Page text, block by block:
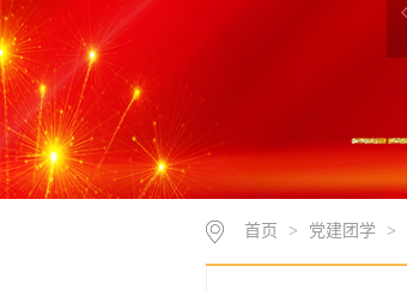
首页 > 党建团学 >